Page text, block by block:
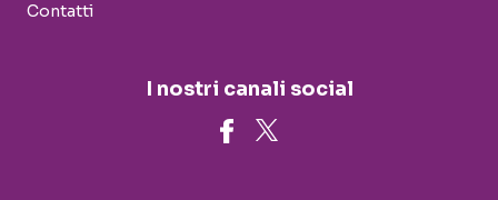
Contatti
I nostri canali social